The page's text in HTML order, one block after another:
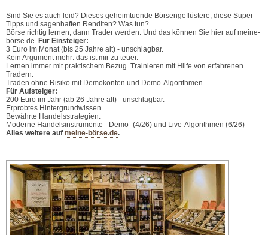
Sind Sie es auch leid? Dieses geheimtuende Börsengeflüstere, diese Super-
Tipps und sagenhaften Renditen? Was tun?
Börse richtig lernen, dann Trader werden. Und das können Sie hier auf meine-
börse.de. Für Einsteiger:
3 Euro im Monat (bis 25 Jahre alt) - unschlagbar.
Kein Argument mehr: das ist mir zu teuer.
Lernen immer mit praktischem Bezug. Trainieren mit Hilfe von erfahrenen
Tradern.
Traden ohne Risiko mit Demokonten und Demo-Algorithmen.
Für Aufsteiger:
200 Euro im Jahr (ab 26 Jahre alt) - unschlagbar.
Erprobtes Hintergrundwissen.
Bewährte Handelsstrategien.
Moderne Handelsinstrumente - Demo- (4/26) und Live-Algorithmen (6/26)
Alles weitere auf meine-börse.de.